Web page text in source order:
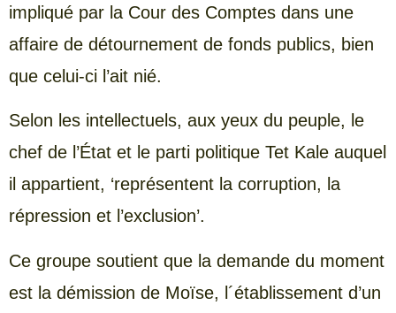
impliqué par la Cour des Comptes dans une
affaire de détournement de fonds publics, bien
que celui-ci l’ait nié.
Selon les intellectuels, aux yeux du peuple, le
chef de l’État et le parti politique Tet Kale auquel
il appartient, ‘représentent la corruption, la
répression et l’exclusion’.
Ce groupe soutient que la demande du moment
est la démission de Moïse, l´établissement d’un